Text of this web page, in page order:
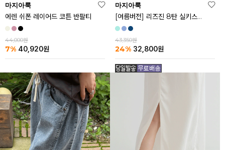
마지아룩
에렌 쉬폰 레이어드 코튼 반팔티
44,000원
7% 40,920원
마지아룩
[여름버전] 리즈진 8탄 실키스판 와이드 아이스 데님 팬츠
43,350원
24% 32,800원